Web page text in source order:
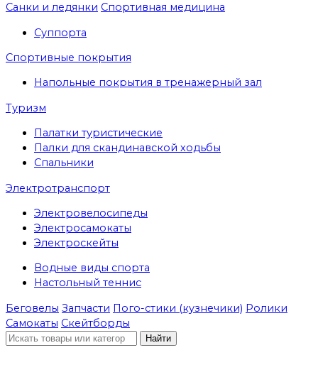
Санки и ледянки Спортивная медицина
Суппорта
Спортивные покрытия
Напольные покрытия в тренажерный зал
Туризм
Палатки туристические
Палки для скандинавской ходьбы
Спальники
Электротранспорт
Электровелосипеды
Электросамокаты
Электроскейты
Водные виды спорта
Настольный теннис
Беговелы Запчасти Пого-стики (кузнечики) Ролики
Самокаты Скейтборды
Найти